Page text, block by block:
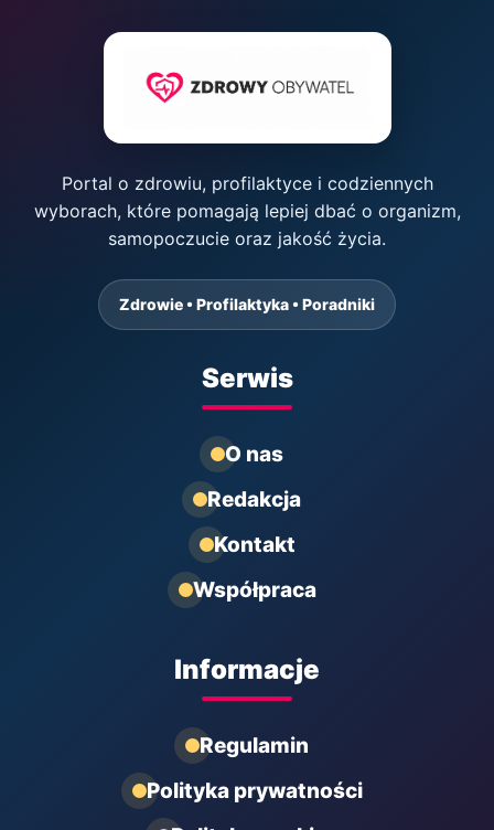
Portal o zdrowiu, profilaktyce i codziennych
wyborach, które pomagają lepiej dbać o organizm,
samopoczucie oraz jakość życia.
Zdrowie • Profilaktyka • Poradniki
Serwis
O nas
Redakcja
Kontakt
Współpraca
Informacje
Regulamin
Polityka prywatności